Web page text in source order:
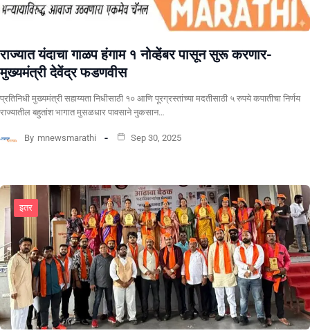
राज्यात यंदाचा गाळप हंगाम १ नोव्हेंबर पासून सुरू करणार-
मुख्यमंत्री देवेंद्र फडणवीस
प्रतिनिधी मुख्यमंत्री सहाय्यता निधीसाठी १० आणि पूरग्रस्तांच्या मदतीसाठी ५ रुपये कपातीचा निर्णय
राज्यातील बहुतांश भागात मुसळधार पावसाने नुकसान…
By mnewsmarathi Sep 30, 2025
इतर